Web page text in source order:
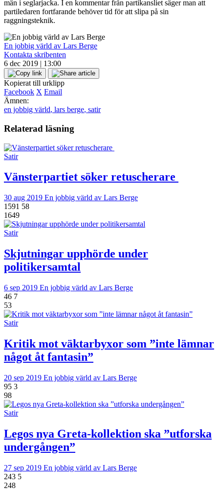
män i seglarjacka. I en kommentar från partikansliet säger man att
partiledaren fortfarande behöver tid för att slipa på sin
raggningsteknik.
En jobbig värld av Lars Berge
Kontakta skribenten
6 dec 2019 | 13:00
Kopierat till urklipp
Facebook X Email
Ämnen:
en jobbig värld, lars berge, satir
Relaterad läsning
Satir
Vänsterpartiet söker retuscherare
30 aug 2019 En jobbig värld av Lars Berge
1591 58
1649
Satir
Skjutningar upphörde under
politikersamtal
6 sep 2019 En jobbig värld av Lars Berge
46 7
53
Satir
Kritik mot väktarbyxor som ”inte lämnar
något åt fantasin”
20 sep 2019 En jobbig värld av Lars Berge
95 3
98
Satir
Legos nya Greta-kollektion ska ”utforska
undergången”
27 sep 2019 En jobbig värld av Lars Berge
243 5
248